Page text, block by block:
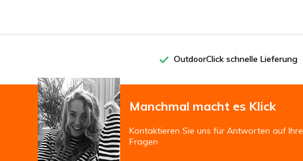
OutdoorClick schnelle Lieferung
Manchmal macht es Klick
Kontaktieren Sie uns für Antworten auf Ihre
Fragen